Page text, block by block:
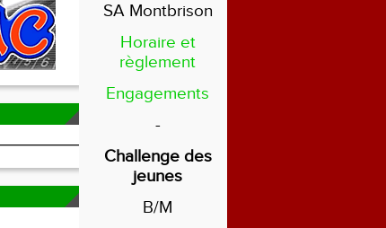
SA Montbrison
Horaire et
règlement
Engagements
-
Challenge des
jeunes
B/M